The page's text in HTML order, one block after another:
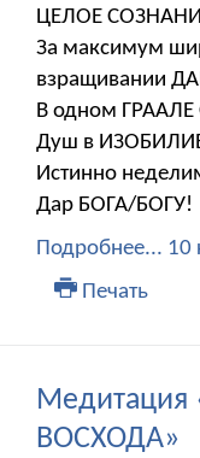
ЦЕЛОЕ
За максимум
взращивании
В одном
Душ в
Истинно
Дар БОГА/БОГУ!
Подробнее... 10
Печать
ВОСХОДА»